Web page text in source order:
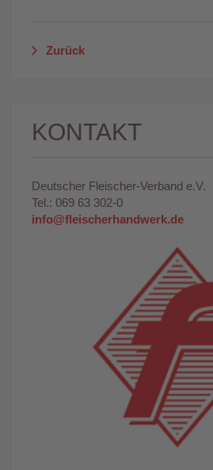
Zurück
KONTAKT
Deutscher Fleischer-Verband e.V.
Tel.: 069 63 302-0
info@fleischerhandwerk.de